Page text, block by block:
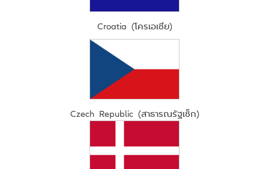
Croatia (โครเอเชีย)
Czech Republic (สาธารณรัฐเช็ก)